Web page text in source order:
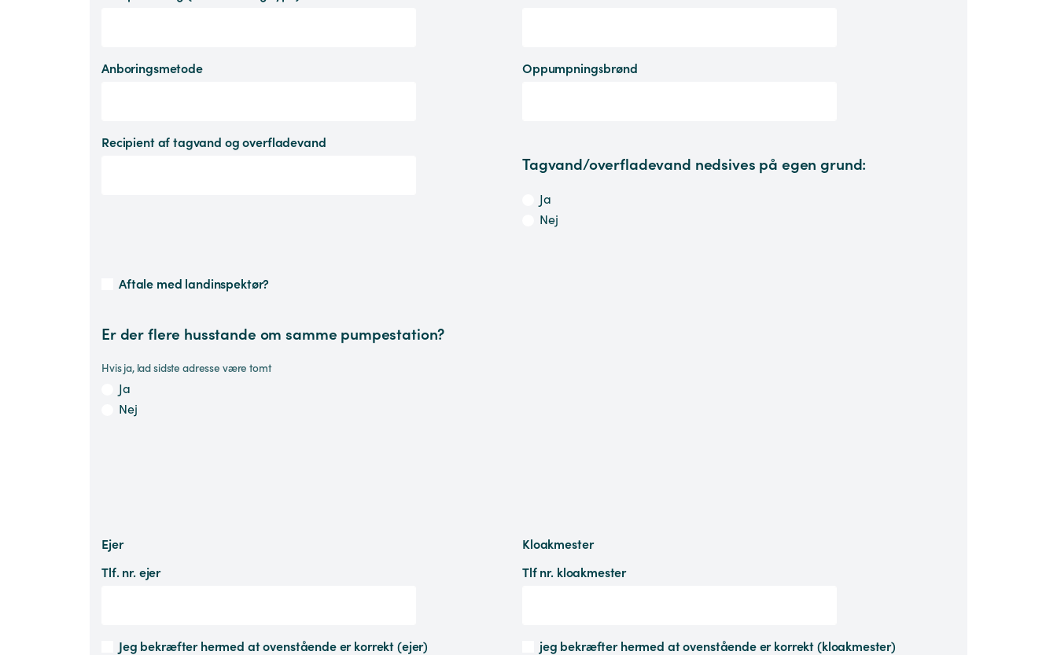
Anboringsmetode
Recipient af tagvand og overfladevand
Oppumpningsbrønd
Tagvand/overfladevand nedsives på egen grund:
Ja
Nej
Aftale med landinspektør?
Er der flere husstande om samme pumpestation?
Hvis ja, lad sidste adresse være tomt
Ja
Nej
Ejer
Tlf. nr. ejer
Jeg bekræfter hermed at ovenstående er korrekt (ejer)
Kloakmester
Tlf nr. kloakmester
jeg bekræfter hermed at ovenstående er korrekt (kloakmester)